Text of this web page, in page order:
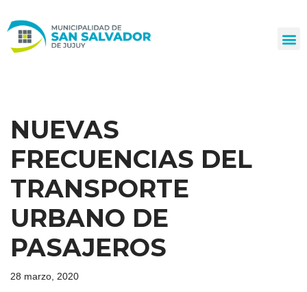
al
NUEVAS
FRECUENCIAS DEL
TRANSPORTE
URBANO DE
PASAJEROS
28 marzo, 2020